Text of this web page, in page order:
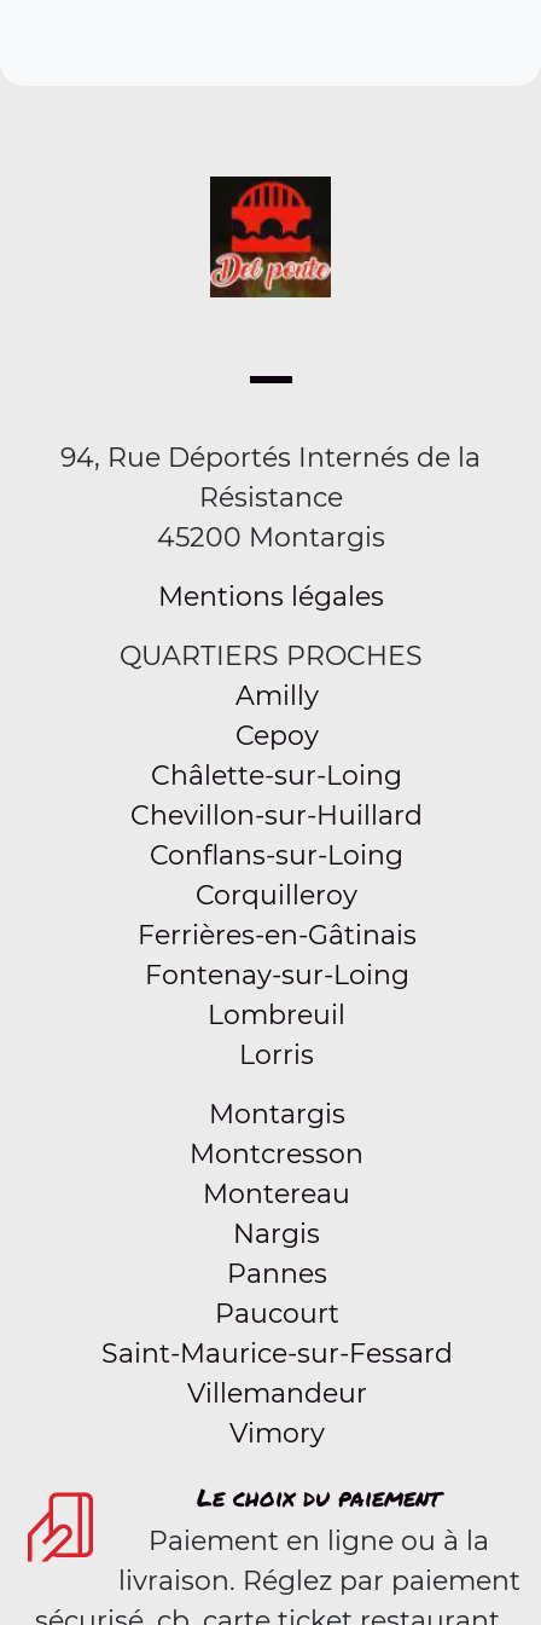
94, Rue Déportés Internés de la
Résistance
45200 Montargis
Mentions légales
QUARTIERS PROCHES
Amilly
Cepoy
Châlette-sur-Loing
Chevillon-sur-Huillard
Conflans-sur-Loing
Corquilleroy
Ferrières-en-Gâtinais
Fontenay-sur-Loing
Lombreuil
Lorris
Montargis
Montcresson
Montereau
Nargis
Pannes
Paucourt
Saint-Maurice-sur-Fessard
Villemandeur
Vimory
Le choix du paiement
Paiement en ligne ou à la
livraison. Réglez par paiement